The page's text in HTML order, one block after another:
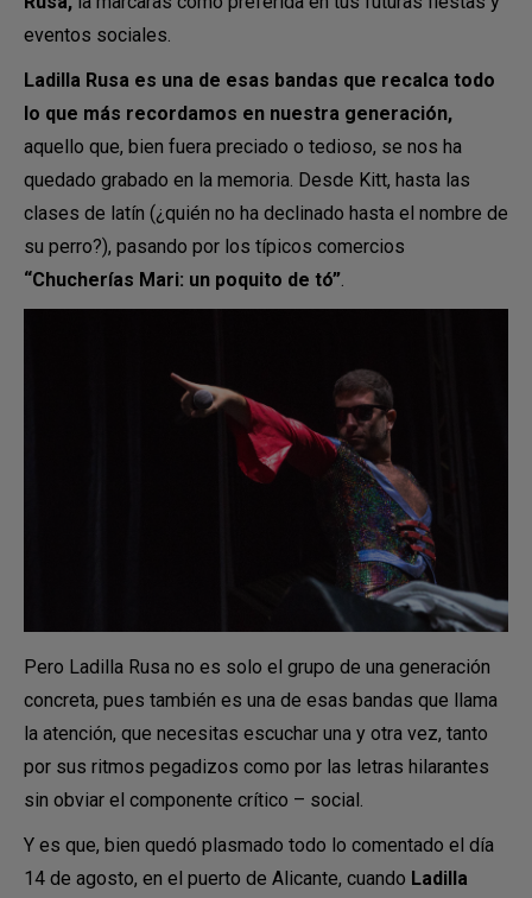
eventos sociales.
Ladilla Rusa es una de esas bandas que recalca todo
lo que más recordamos en nuestra generación,
aquello que, bien fuera preciado o tedioso, se nos ha
quedado grabado en la memoria. Desde Kitt, hasta las
clases de latín (¿quién no ha declinado hasta el nombre de
su perro?), pasando por los típicos comercios
“Chucherías Mari: un poquito de tó”.
Pero Ladilla Rusa no es solo el grupo de una generación
concreta, pues también es una de esas bandas que llama
la atención, que necesitas escuchar una y otra vez, tanto
por sus ritmos pegadizos como por las letras hilarantes
sin obviar el componente crítico – social.
Y es que, bien quedó plasmado todo lo comentado el día
14 de agosto, en el puerto de Alicante, cuando Ladilla